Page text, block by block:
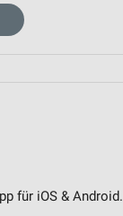
für iOS & Android.